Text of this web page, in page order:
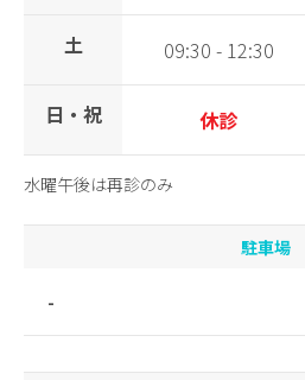
土 09:30 - 12:30
日・祝 休診
水曜午後は再診のみ
駐車場
-